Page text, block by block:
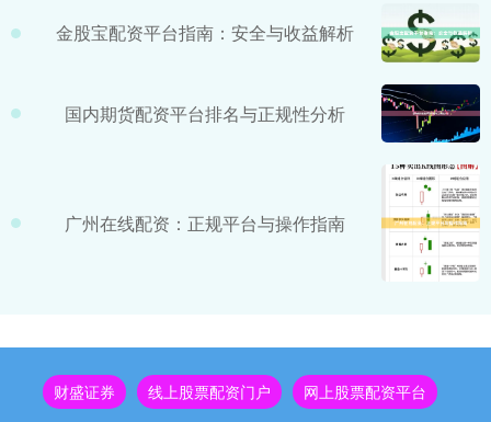
金股宝配资平台指南：安全与收益解析
国内期货配资平台排名与正规性分析
广州在线配资：正规平台与操作指南
财盛证券 线上股票配资门户 网上股票配资平台